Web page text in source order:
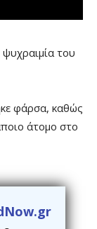
του
φάρσα, καθώς
άτομο στο